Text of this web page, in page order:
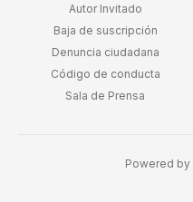
Autor Invitado
Baja de suscripción
Denuncia ciudadana
Código de conducta
Sala de Prensa
Powered by